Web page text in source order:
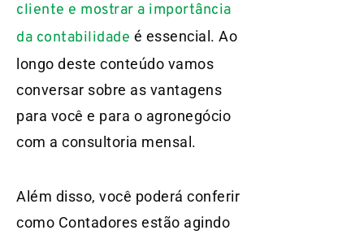
cliente e mostrar a importância
da contabilidade é essencial. Ao
longo deste conteúdo vamos
conversar sobre as vantagens
para você e para o agronegócio
com a consultoria mensal.
Além disso, você poderá conferir
como Contadores estão agindo